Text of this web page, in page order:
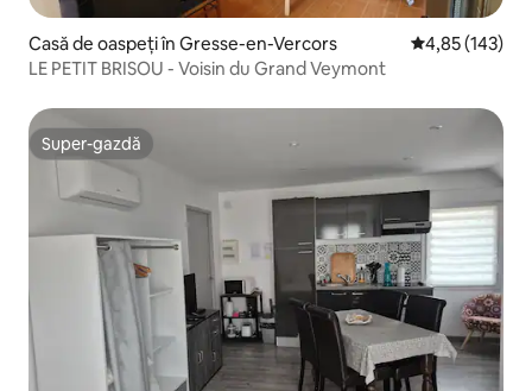
Casă de oaspeți în Gresse-en-Vercors Scor mediu de
4,85 (143)
LE PETIT BRISOU - Voisin du Grand Veymont
Super-gazdă
Super-gazdă